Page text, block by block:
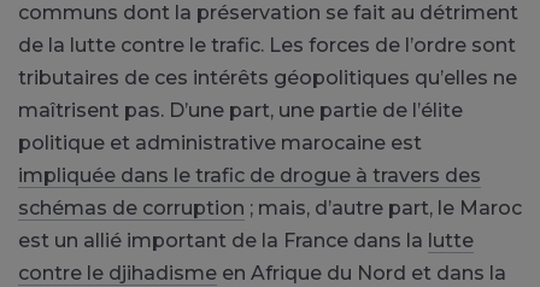
communs dont la préservation se fait au détriment
de la lutte contre le trafic. Les forces de l’ordre sont
tributaires de ces intérêts géopolitiques qu’elles ne
maîtrisent pas. D’une part, une partie de l’élite
politique et administrative marocaine est
impliquée dans le trafic de drogue à travers des
schémas de corruption ; mais, d’autre part, le Maroc
est un allié important de la France dans la lutte
contre le djihadisme en Afrique du Nord et dans la